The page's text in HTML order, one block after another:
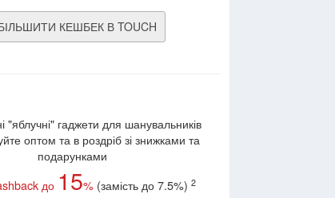
КЕШБЕК В TOUCH
"яблучні" гаджети для шанувальників
оптом та в роздріб зі знижками та
подарунками
до 15%(замість до 7.5%) 2